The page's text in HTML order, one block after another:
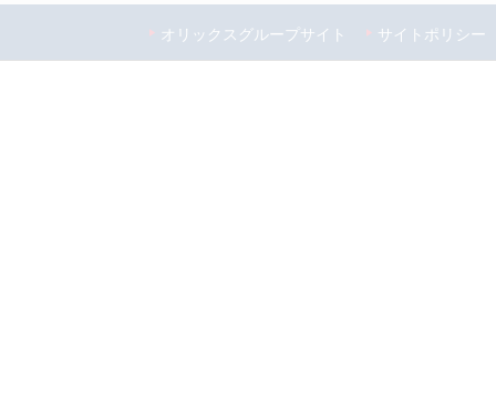
オリックスグループサイト サイトポリシー